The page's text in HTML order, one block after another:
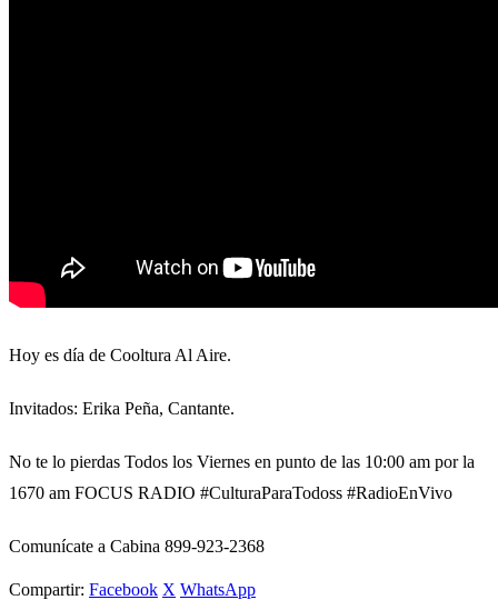
Hoy es día de Cooltura Al Aire.
Invitados: Erika Peña, Cantante.
No te lo pierdas Todos los Viernes en punto de las 10:00 am por la
1670 am FOCUS RADIO #CulturaParaTodoss #RadioEnVivo
Comunícate a Cabina 899-923-2368
Compartir: Facebook X WhatsApp